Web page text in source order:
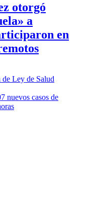
otorgó
a
en
Ley de Salud
nuevos casos de